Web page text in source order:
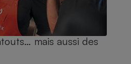
mais aussi des